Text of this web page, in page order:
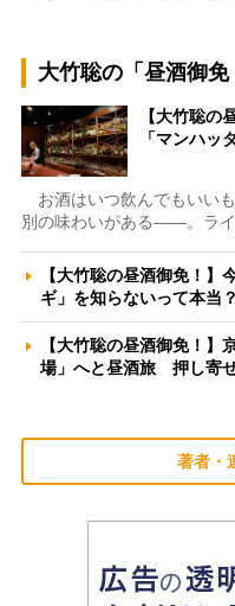
大竹聡の「昼酒御免
【大竹聡の
「マンハ
お酒はいつ飲んでもいい
別の味わいがある――。ラ
【大竹聡の昼酒御免！】
ギ」を知らないって本
【大竹聡の昼酒御免！】
場」へと昼酒旅 押し寄
著者・